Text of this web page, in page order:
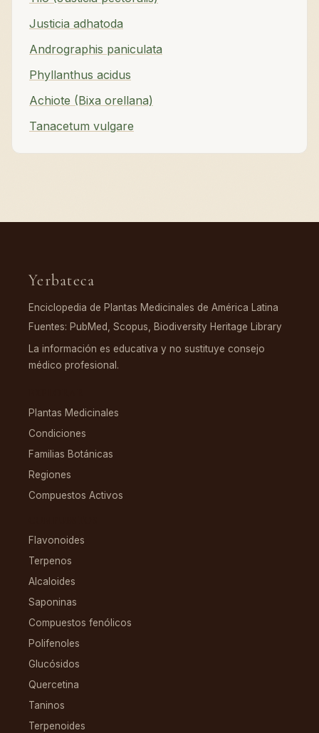
Justicia adhatoda
Andrographis paniculata
Phyllanthus acidus
Achiote (Bixa orellana)
Tanacetum vulgare
Yerbateca
Enciclopedia de Plantas Medicinales de América Latina
Fuentes: PubMed, Scopus, Biodiversity Heritage Library
La información es educativa y no sustituye consejo
médico profesional.
Plantas Medicinales
Condiciones
Familias Botánicas
Regiones
Compuestos Activos
Flavonoides
Terpenos
Alcaloides
Saponinas
Compuestos fenólicos
Polifenoles
Glucósidos
Quercetina
Taninos
Terpenoides